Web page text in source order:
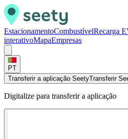
EstacionamentoCombustívelRecarga
interativoMapaEmpresas
PT
Transferir a aplicação SeetyTransferir
Digitalize para transferir a aplicação